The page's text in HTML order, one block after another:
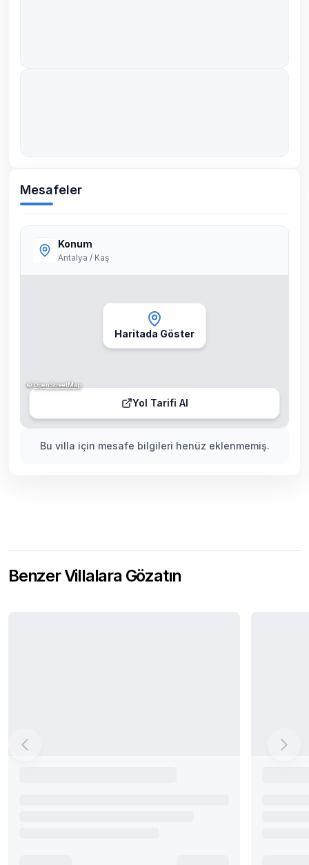
Mesafeler
Bu villa için mesafe bilgileri henüz eklenmemiş.
Konum
Antalya / Kaş
Haritada Göster
Yol Tarifi Al
©OpenStreetMap
Benzer Villalara Gözatın